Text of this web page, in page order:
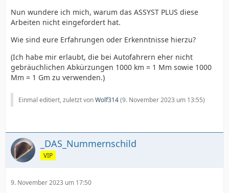
Nun wundere ich mich, warum das ASSYST PLUS diese
Arbeiten nicht eingefordert hat.
Wie sind eure Erfahrungen oder Erkenntnisse hierzu?
(Ich habe mir erlaubt, die bei Autofahrern eher nicht
gebräuchlichen Abkürzungen 1000 km = 1 Mm sowie 1000
Mm = 1 Gm zu verwenden.)
Einmal editiert, zuletzt vonWolf314(9. November 2023 um 13:55)
_DAS_Nummernschild
VIP
9. November 2023 um 17:50